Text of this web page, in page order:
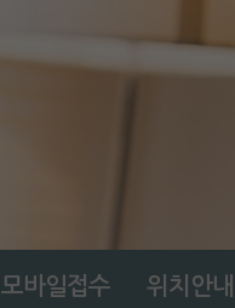
모바일접수 위치안내